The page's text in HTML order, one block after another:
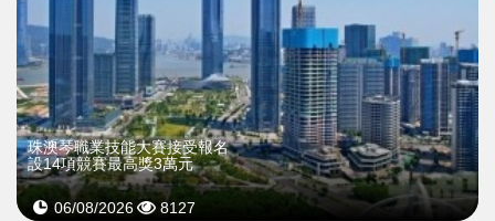
珠澳琴職業技能大賽接受報名
設14項競賽最高獎3萬元
06/08/2026 8127